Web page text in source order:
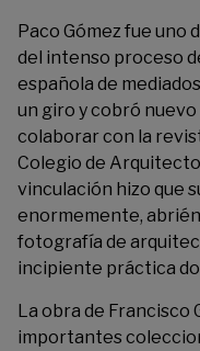
Paco Gómez fue
del intenso proceso
española de
un giro y cobró
colaborar con la
Colegio de
vinculación hizo que
enormemente,
fotografía de
incipiente práctica
La obra de Francisco
importantes